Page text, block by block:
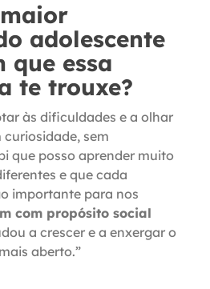
adolescente
que essa
te trouxe?
às dificuldades e a olhar
sem
que posso aprender muito
e que cada
importante para nos
com propósito social
a crescer e a enxergar o
aberto.”